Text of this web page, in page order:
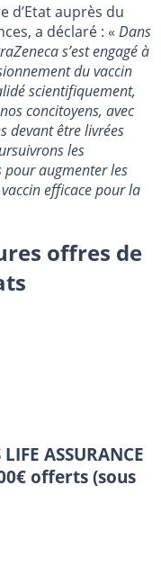
d’Etat auprès du
a déclaré : « Dans
s’est engagé à
du vaccin
scientifiquement,
concitoyens, avec
devant être livrées
les
pour augmenter les
efficace pour la
offres de
ASSURANCE
offerts (sous